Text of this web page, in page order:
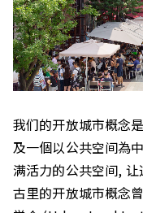
我们的开放城市概念
及一個以公共空间為
满活力的公共空间,
古里的开放城市概念